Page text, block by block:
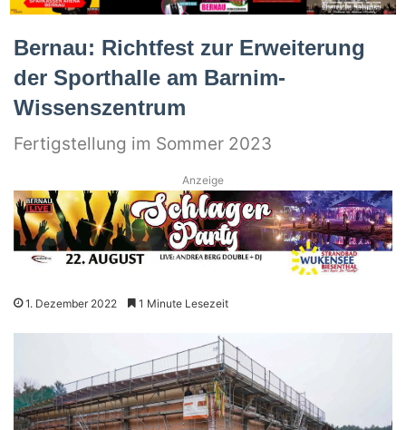
Bernau: Richtfest zur Erweiterung
der Sporthalle am Barnim-
Wissenszentrum
Fertigstellung im Sommer 2023
Anzeige
1. Dezember 2022 1 Minute Lesezeit